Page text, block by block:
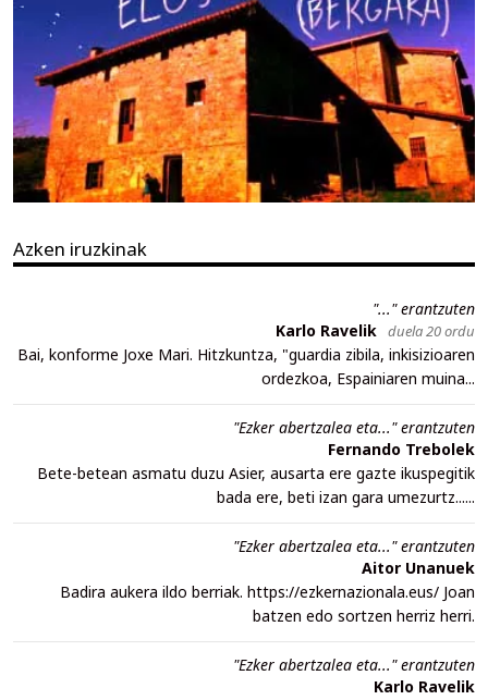
Azken iruzkinak
"..." erantzuten
Karlo Ravelik duela 20 ordu
Bai, konforme Joxe Mari. Hitzkuntza, "guardia zibila, inkisizioaren
ordezkoa, Espainiaren muina...
"Ezker abertzalea eta..." erantzuten
Fernando Trebolek
Bete-betean asmatu duzu Asier, ausarta ere gazte ikuspegitik
bada ere, beti izan gara umezurtz......
"Ezker abertzalea eta..." erantzuten
Aitor Unanuek
Badira aukera ildo berriak. https://ezkernazionala.eus/ Joan
batzen edo sortzen herriz herri.
"Ezker abertzalea eta..." erantzuten
Karlo Ravelik